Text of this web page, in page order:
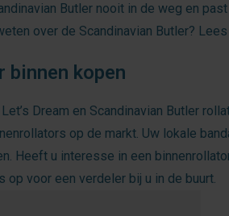
Butler nooit in de weg en
over de Scandinavian Butler?
binnen kopen
Let’s Dream en Scandinavian Butler
op de markt. Uw lokale
Heeft u interesse in een
op voor een verdeler bij u in de buurt.